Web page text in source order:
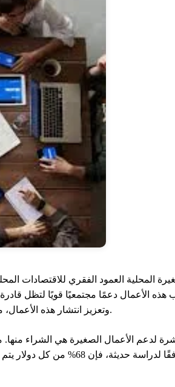
المحلية العمود الفقري
وتعزيز انتشار هذه الأعمال، مع التركيز على التوازن بين الاستراتيجيات المتصلة وغير المتصلة بالإنترنت.
لدعم الأعمال الصغيرة هي الشراء